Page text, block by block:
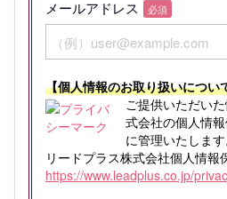
メールアドレス 必須
【個人情報のお取り扱いについ
ご提供いただい
式会社の個人情
に管理いたします
リードプラス株式会社個人情報
https://www.leadplus.co.jp/